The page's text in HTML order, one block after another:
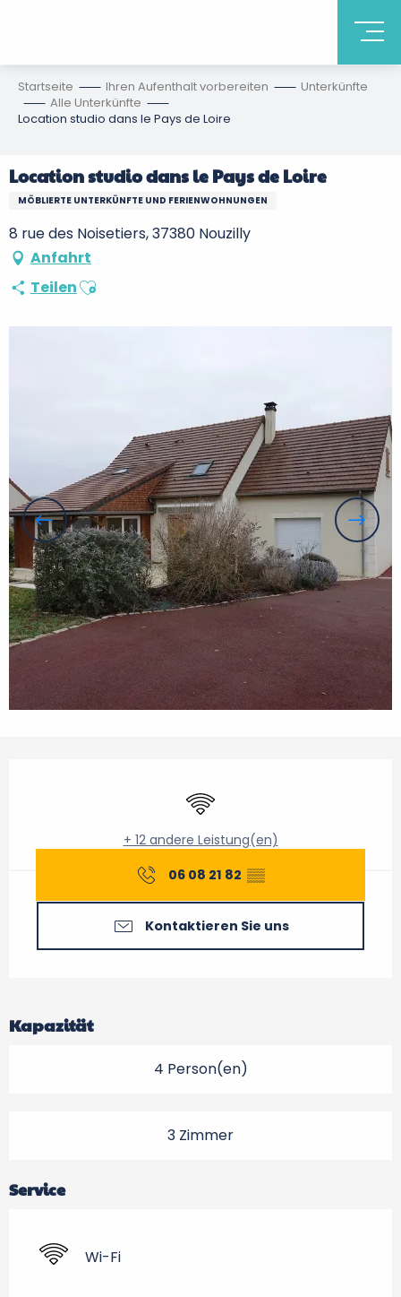
Startseite Ihren Aufenthalt vorbereiten
Unterkünfte
Alle Unterkünfte
Location studio dans le Pays de Loire
Location studio dans le Pays de Loire
MÖBLIERTE UNTERKÜNFTE UND FERIENWOHNUNGEN
8 rue des Noisetiers, 37380 Nouzilly
Anfahrt
TeilenAjouter aux favoris
Wi-Fi
+ 12 andere Leistung(en)
06 08 21 82 ▒▒
Kontaktieren Sie uns
Kapazität
4 Person(en)
3 Zimmer
Service
Wi-Fi